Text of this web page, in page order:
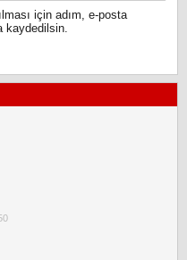
için adım, e-posta
kaydedilsin.